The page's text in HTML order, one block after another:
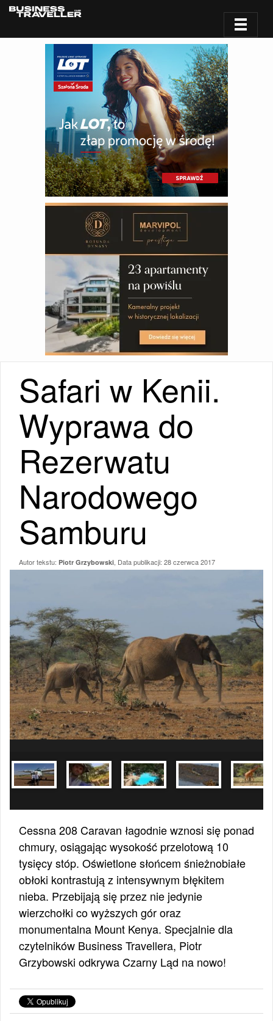
Safari w Kenii.
Wyprawa do
Rezerwatu
Narodowego
Samburu
Autor tekstu: Piotr Grzybowski , Data publikacji: 28 czerwca 2017
Cessna 208 Caravan łagodnie wznosi się ponad
chmury, osiągając wysokość przelotową 10
tysięcy stóp. Oświetlone słońcem śnieżnobiałe
obłoki kontrastują z intensywnym błękitem
nieba. Przebijają się przez nie jedynie
wierzchołki co wyższych gór oraz
monumentalna Mount Kenya. Specjalnie dla
czytelników Business Travellera, Piotr
Grzybowski odkrywa Czarny Ląd na nowo!